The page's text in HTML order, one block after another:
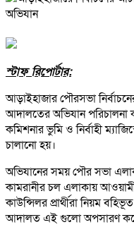
স্টাফ রিপোর্টার:
আড়াইহাজার পৌরসভা
আদালতের অভিযান পরিচালনা
কমিশনার ভুমি ও নির্বাহী
চালানো হয়।
অভিযানের সময় পৌর সভা
কামরানীর চল এলাকায়
কাউন্সিলর প্রার্থীরা নিয়ম
আদালত এই গুলো অপসারণ